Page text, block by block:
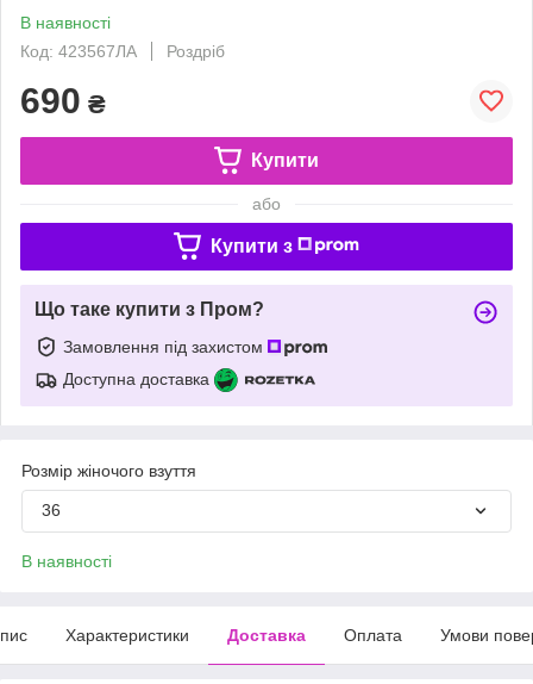
В наявності
Код: 423567ЛА
Роздріб
690 ₴
Купити
або
Купити з
Що таке купити з Пром?
Замовлення під захистом
Доступна доставка
Розмір жіночого взуття
36
В наявності
Характеристики Доставка Оплата Умови